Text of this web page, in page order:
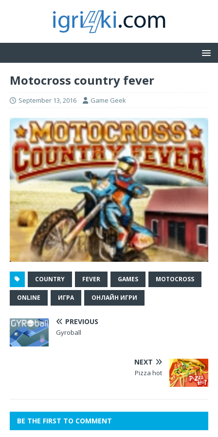
Motocross country fever
September 13, 2016 Game Geek
COUNTRY FEVER GAMES MOTOCROSS
ONLINE ИГРА ОНЛАЙН ИГРИ
PREVIOUS
Gyroball
NEXT
Pizza hot
BE THE FIRST TO COMMENT